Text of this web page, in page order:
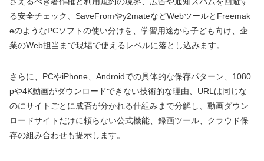
る安全チェック、SaveFromやy2mateなどWebツールとFreemak
eのようなPCソフトの使い分けを、学習用途から子ども向け、企
業のWeb担当まで現場で使えるレベルに落とし込みます。
さらに、PCやiPhone、Androidでの具体的な保存パターン、1080
pや4K動画がダウンロードできない技術的な理由、URLは同じな
のにサイトごとに成否が分かれる仕組みまで分解し、動画ダウン
ロードサイトだけに頼らない公式機能、録画ツール、クラウド保
存の組み合わせも提示します。